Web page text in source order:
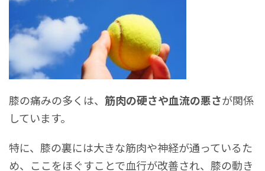
膝の痛みの多くは、 筋肉の硬さや血流の悪さが関係
しています。
特に、膝の裏には大きな筋肉や神経が通っているた
め、ここをほぐすことで血行が改善され、膝の動き